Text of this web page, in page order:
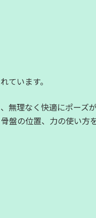
ています。
無理なく快適にポーズ
盤の位置、力の使い方